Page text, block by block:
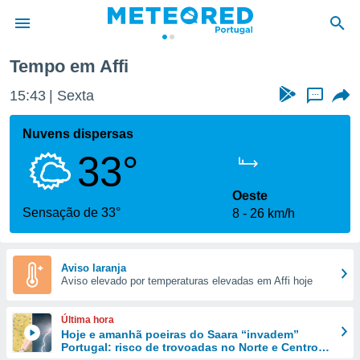
da
foi
fornecidas
a este
das
e
forma
digital
Tempo em Affi
15:43 Sexta ...
Nuvens dispersas
33°
Sensação de 33°
Oeste
8
26 km/h
Aviso laranja
Aviso elevado por temperaturas elevadas em Affi hoje
Última hora
Hoje e amanhã poeiras do Saara “invadem”
Portugal: risco de trovoadas no Norte e Centro